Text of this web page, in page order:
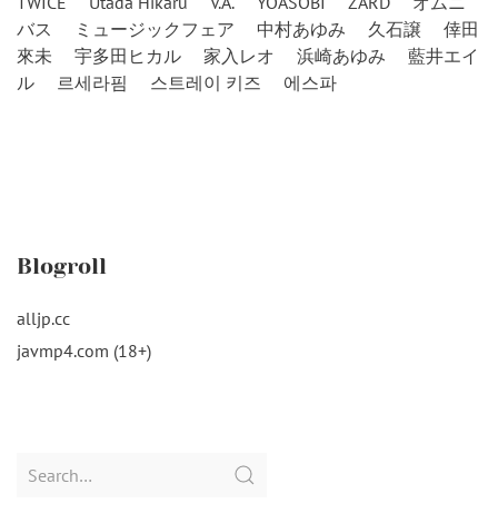
バス
ミュージックフェア 中村あゆみ 久石譲
倖田
來未
宇多田ヒカル 家入レオ 浜崎あゆみ
藍井エイ
ル
르세라핌 스트레이 키즈 에스파
Blogroll
alljp.cc
javmp4.com (18+)
Search